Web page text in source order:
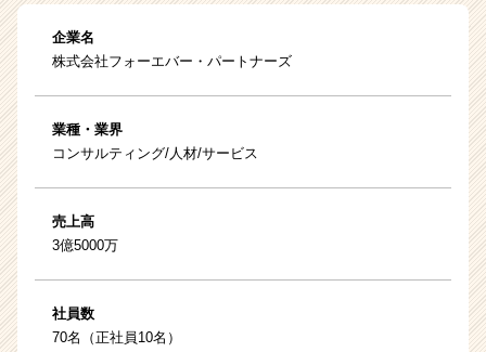
企業名
株式会社フォーエバー・パートナーズ
業種・業界
コンサルティング/人材/サービス
売上高
3億5000万
社員数
70名（正社員10名）